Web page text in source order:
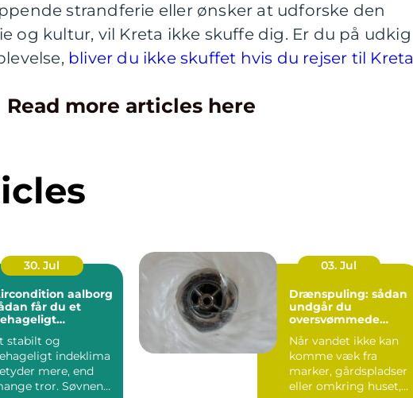
strandferie eller ønsker at udforske den
og kultur, vil Kreta ikke skuffe dig. Er du på udkig
bliver du ikke skuffet hvis du rejser til Kreta
Read more articles here
30. Jul
aalborg
får du et
stabilt og
indeklima
mere, end
tror. Søvnen
03. Jul
Drænspuling: sådan
undgår du
oversvømmede
grunde
Når vandet ikke kan
komme væk fra
marker, gårdspladser
eller omkring huset,